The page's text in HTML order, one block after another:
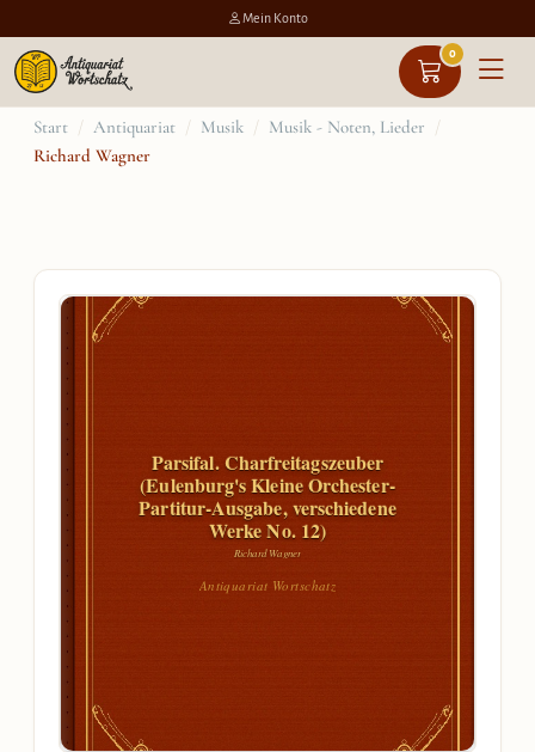
Mein Konto
0
Zum
Inhalt
Start / Antiquariat / Musik / Musik - Noten, Lieder /
Richard Wagner
Parsifal. Charfreitagszeuber
(Eulenburg's Kleine Orchester-
Partitur-Ausgabe, verschiedene
Werke No. 12)
Richard Wagner
Antiquariat Wortschatz